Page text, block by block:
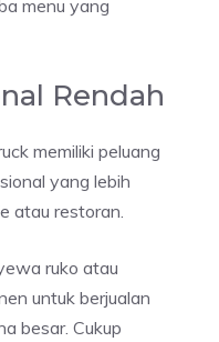
menu yang
Rendah
memiliki peluang
yang lebih
atau restoran.
ruko atau
untuk berjualan
besar. Cukup